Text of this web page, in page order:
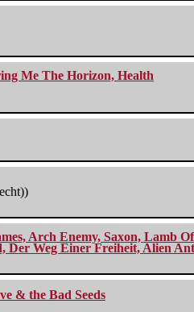
Me The Horizon, Health
Arch Enemy, Saxon, Lamb
Der Weg Einer Freiheit, Alien
& the Bad Seeds